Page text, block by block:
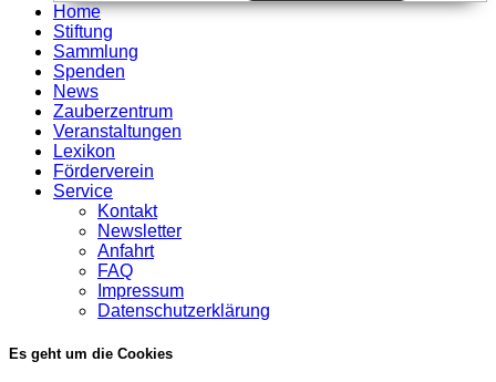
Home
Stiftung
Sammlung
Spenden
News
Zauberzentrum
Veranstaltungen
Lexikon
Förderverein
Service
Kontakt
Newsletter
Anfahrt
FAQ
Impressum
Datenschutzerklärung
Es geht um die Cookies